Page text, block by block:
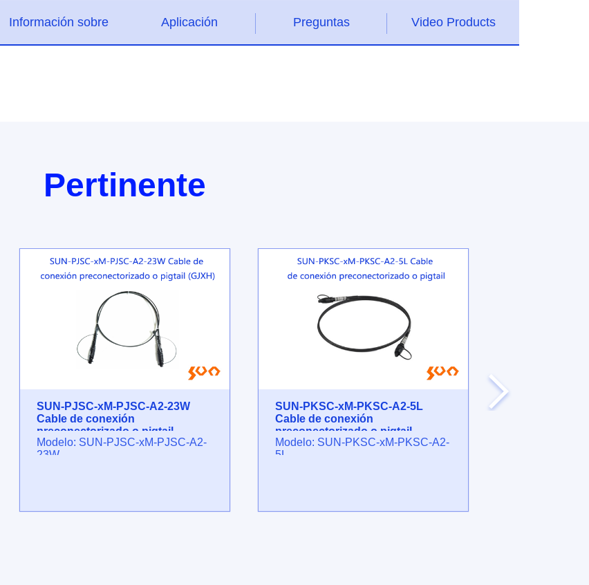
Información sobre Aplicación Preguntas Video Products
Pertinente
SUN-PJSC-xM-PJSC-A2-23W
Cable de conexión
preconectorizado o pigtail
(GJXH)
Modelo: SUN-PJSC-xM-PJSC-A2-
23W
SUN-PKSC-xM-PKSC-A2-5L
Cable de conexión
preconectorizado o pigtail
Modelo: SUN-PKSC-xM-PKSC-A2-
5L